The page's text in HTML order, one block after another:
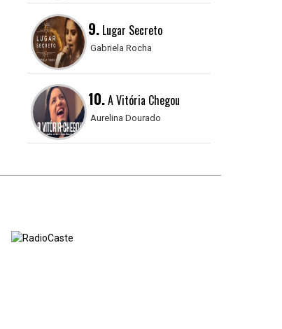
9.Lugar Secreto
Gabriela Rocha
10.A Vitória Chegou
Aurelina Dourado